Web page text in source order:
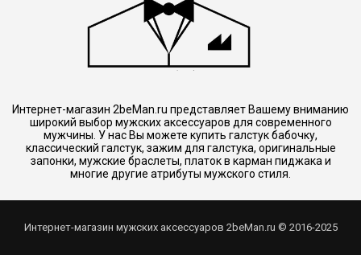
Интернет-магазин 2beMan.ru представляет Вашему вниманию
широкий выбор мужских аксессуаров для современного
мужчины. У нас Вы можете купить галстук бабочку,
классический галстук, зажим для галстука, оригинальные
запонки, мужские браслеты, платок в карман пиджака и
многие другие атрибуты мужского стиля.
Интернет-магазин мужских аксессуаров 2beMan.ru © 2016-2025